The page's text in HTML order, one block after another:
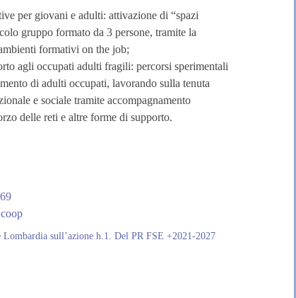
per giovani e adulti: attivazione di “spazi
gruppo formato da 3 persone, tramite la
formativi on the job;
agli occupati adulti fragili: percorsi sperimentali
di adulti occupati, lavorando sulla tenuta
e sociale tramite accompagnamento
delle reti e altre forme di supporto.
Lombardia sull’azione h.1. Del PR FSE +2021-2027